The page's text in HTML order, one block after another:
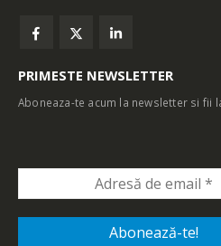
PRIMESTE NEWSLETTER
Aboneaza-te acum la newsletter si fii